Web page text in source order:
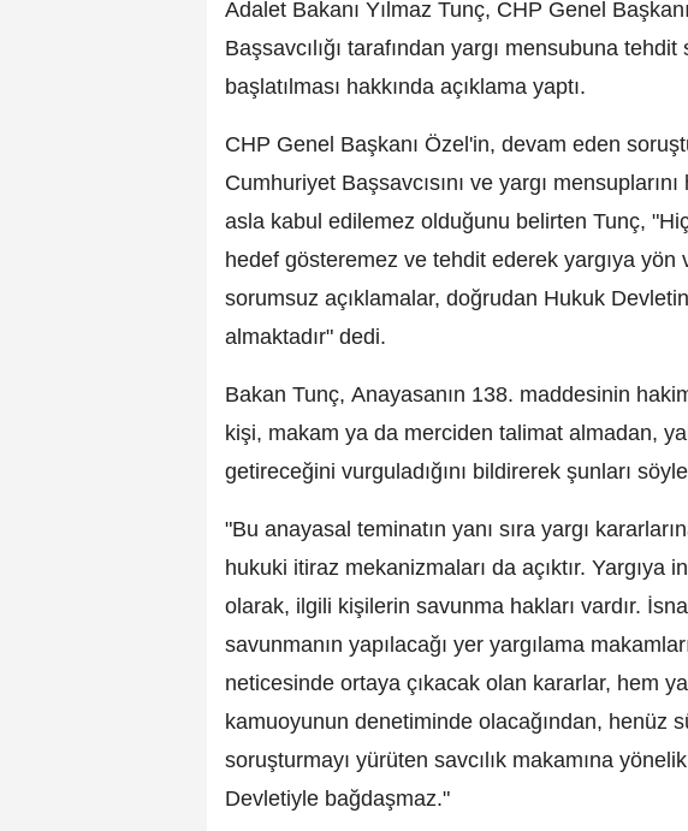
Adalet Bakanı Yılmaz Tunç, CHP Genel
Başsavcılığı tarafından yargı mensubuna
başlatılması hakkında açıklama yaptı.
CHP Genel Başkanı Özel'in, devam eden
Cumhuriyet Başsavcısını ve yargı
asla kabul edilemez olduğunu belirten Tunç, "Hiç
hedef gösteremez ve tehdit ederek yargıya yön
sorumsuz açıklamalar, doğrudan Hukuk Devletini
almaktadır" dedi.
Bakan Tunç, Anayasanın 138. maddesinin
kişi, makam ya da merciden talimat almadan,
getireceğini vurguladığını bildirerek şunları
"Bu anayasal teminatın yanı sıra yargı
hukuki itiraz mekanizmaları da açıktır. Yargıya
olarak, ilgili kişilerin savunma hakları vardır.
savunmanın yapılacağı yer yargılama
neticesinde ortaya çıkacak olan kararlar, hem
kamuoyunun denetiminde olacağından, henüz
soruşturmayı yürüten savcılık makamına
Devletiyle bağdaşmaz."